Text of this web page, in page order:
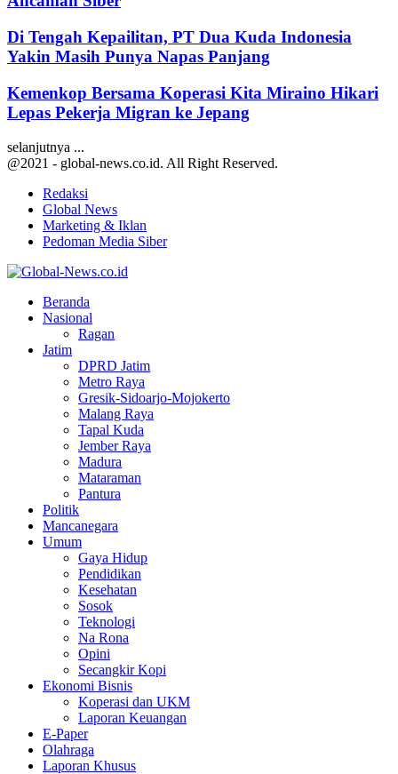
Di Tengah Kepailitan, PT Dua Kuda Indonesia
Yakin Masih Punya Napas Panjang
Kemenkop Bersama Koperasi Kita Miraino Hikari
Lepas Pekerja Migran ke Jepang
selanjutnya ...
@2021 - global-news.co.id. All Right Reserved.
Redaksi
Global News
Marketing & Iklan
Pedoman Media Siber
Beranda
Nasional
Ragan
Jatim
DPRD Jatim
Metro Raya
Gresik-Sidoarjo-Mojokerto
Malang Raya
Tapal Kuda
Jember Raya
Madura
Mataraman
Pantura
Politik
Mancanegara
Umum
Gaya Hidup
Pendidikan
Kesehatan
Sosok
Teknologi
Na Rona
Opini
Secangkir Kopi
Ekonomi Bisnis
Koperasi dan UKM
Laporan Keuangan
E-Paper
Olahraga
Laporan Khusus